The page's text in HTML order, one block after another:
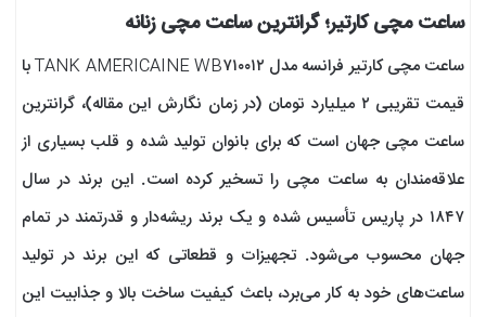
ساعت مچی کارتیر؛ گرانترین ساعت مچی زنانه
ساعت مچی کارتیر فرانسه مدل TANK AMÉRICAINE WB۷۱۰۰۱۲ با
قیمت تقریبی ۲ میلیارد تومان (در زمان نگارش این مقاله)، گرانترین
ساعت مچی جهان است که برای بانوان تولید شده و قلب بسیاری از
علاقه‌مندان به ساعت مچی را تسخیر کرده است. این برند در سال
۱۸۴۷ در پاریس تأسیس شده و یک برند ریشه‌دار و قدرتمند در تمام
جهان محسوب می‌شود. تجهیزات و قطعاتی که این برند در تولید
ساعت‌های خود به کار می‌برد، باعث کیفیت ساخت بالا و جذابیت این